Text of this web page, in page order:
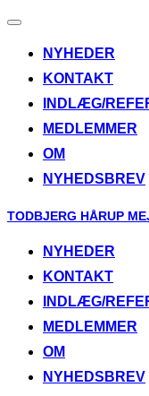
Toggle
NYHEDER
KONTAKT
INDLÆG/
MEDLEMMER
OM
NYHEDSBREV
Skip
content
TODBJERG HÅRUP
NYHEDER
KONTAKT
INDLÆG/
MEDLEMMER
OM
NYHEDSBREV